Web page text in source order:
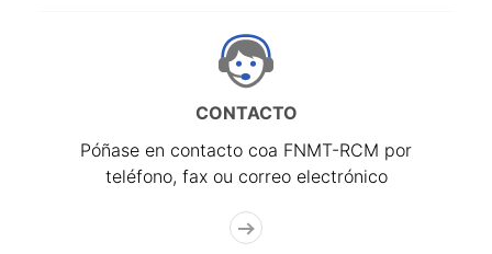
CONTACTO
Póñase en contacto coa FNMT-RCM por
teléfono, fax ou correo electrónico